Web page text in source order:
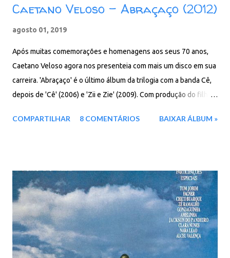
Caetano Veloso - Abraçaço (2012)
agosto 01, 2019
Após muitas comemorações e homenagens aos seus 70 anos,
Caetano Veloso agora nos presenteia com mais um disco em sua
carreira. 'Abraçaço' é o último álbum da trilogia com a banda Cê,
depois de 'Cê' (2006) e 'Zii e Zie' (2009). Com produção do filho
sonoridade contemporânea, criativa e inovadora marcante de
Veloso sugere não só um abraço grande, mas um abraço
espalhado, abrangente ou múltiplo. Faixas: 01. A Bossa Nova É
Foda 02. Um Abraçaço 03. Estou Triste 04. Império Da Lei 05.
Quero Ser Justo 06. Um Comunista 07. Funk Melódico 08. Vinco
09. Quando O Galo Cantou 10. Parabéns 11. Gayana Baixar: 116
MB - MP3 - 320 Kbps Google Drive - Box - MEGA - MediaFire
COMPARTILHAR 8 COMENTÁRIOS BAIXAR ÁLBUM »